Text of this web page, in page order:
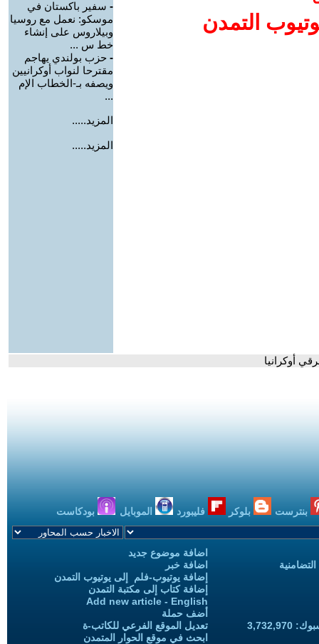
التمدن
- سفير باكستان في
موسكو: نعمل مع روسيا
وبيلاروس على إنشاء
خط س ...
- حزب بولندي يهاجم
مقترحا لنواب أوكرانيين
ويصفه بـ-الخطاب الإم
...
المزيد.....
المزيد.....
أوكرانيا
بنترست بلوكر فليبورد الموبايل بودكاست
اضافة موضوع جديد
اضافة خبر
إضافة يوتيوب-فلم إلى يوتيوب التمدن
إضافة كتاب إلى مكتبة التمدن
Add new article - English
أضف حملة
تعديل الموقع الفرعي للكاتب-ة
ابحث في موقع الحوار المتمدن